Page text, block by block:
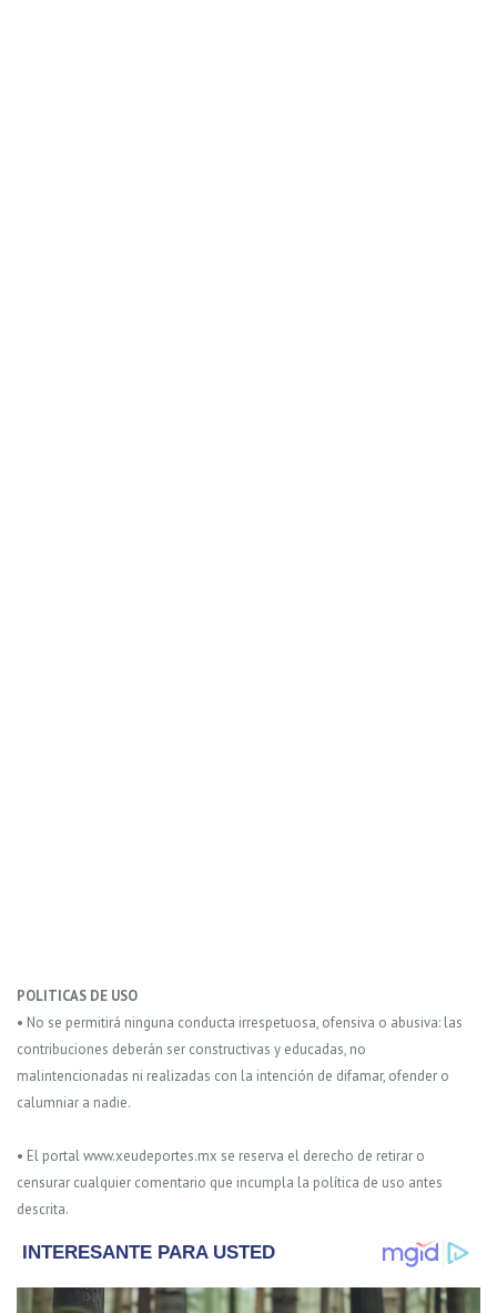
POLITICAS DE USO
• No se permitirá ninguna conducta irrespetuosa, ofensiva o abusiva: las
contribuciones deberán ser constructivas y educadas, no
malintencionadas ni realizadas con la intención de difamar, ofender o
calumniar a nadie.
• El portal www.xeudeportes.mx se reserva el derecho de retirar o
censurar cualquier comentario que incumpla la política de uso antes
descrita.